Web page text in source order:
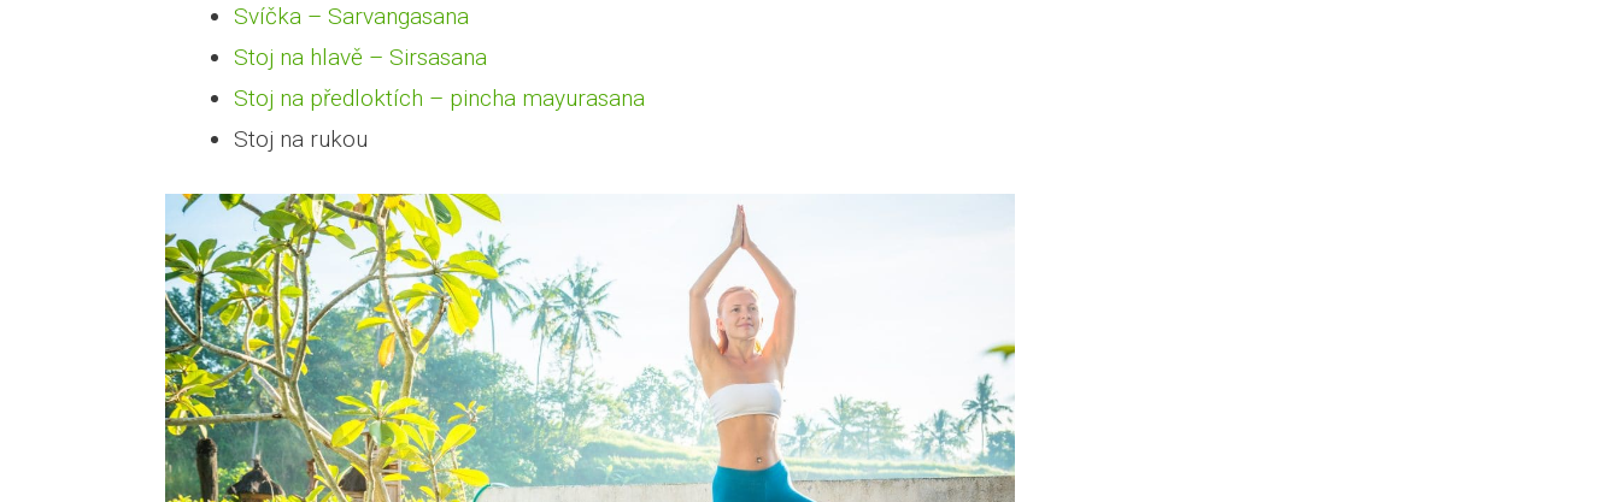
Svíčka – Sarvangasana
Stoj na hlavě – Sirsasana
Stoj na předloktích – pincha mayurasana
Stoj na rukou